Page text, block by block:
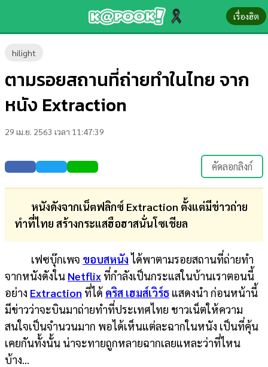
เรื่องฮิต
hilight
ตามรอยสถานที่ถ่ายทำในไทย จาก
หนัง Extraction
29 เม.ย. 2563 เวลา 11:47:39
คัดลอกลิงก์
หนังดังจากเน็ตฟลิกซ์ Extraction ตั้งแต่มีข่าวถ่าย
ทำที่ไทย สร้างกระแสฮือฮาสนั่นโซเชียล
เฟซบุ๊กเพจ ขอบสหนัง ได้พาตามรอยสถานที่ถ่ายทำ
จากหนังดังใน Netflix ที่กำลังเป็นกระแสในบ้านเราตอนนี้
อย่าง Extraction ที่ได้ คริส เฮมส์เวิร์ธ แสดงนำ ก่อนหน้านี้
มีข่าวว่าจะบินมาถ่ายทำที่ประเทศไทย ชาวเน็ตให้ความ
สนใจเป็นจำนวนมาก พอได้เห็นแต่ละฉากในหนัง เป็นที่คุ้น
เคยกันทั้งนั้น น่าจะทายถูกหลายฉากเลยแหละว่าที่ไหน
บ้าง...
ข่าว-
ความ
รู้
บันเทิง
ตรวจ
หวย
ผล
บอล
การ
เงิน
การ
ศึกษา